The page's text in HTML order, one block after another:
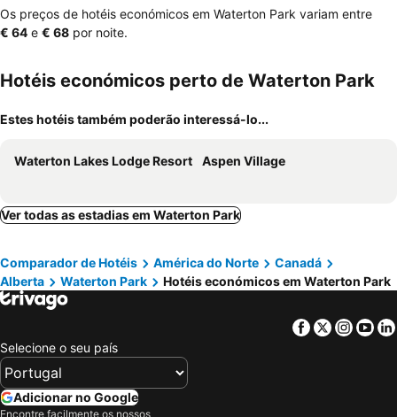
Os preços de hotéis económicos em Waterton Park variam entre
‎€ 64 e ‎€ 68 por noite.
Hotéis económicos perto de Waterton Park
Estes hotéis também poderão interessá-lo...
Waterton Lakes Lodge Resort Aspen Village
Ver todas as estadias em Waterton Park
Comparador de Hotéis América do Norte
Canadá
Alberta
Waterton Park Hotéis económicos em Waterton Park
Facebook
Twitter
Selecione o seu país
Adicionar no Google
Encontre facilmente os nossos